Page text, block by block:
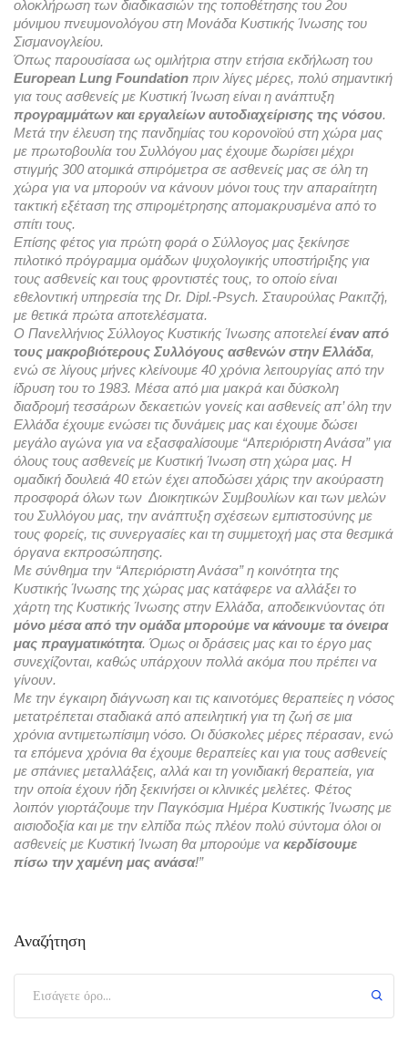
ολοκλήρωση των διαδικασιών της τοποθέτησης του 2ου
μόνιμου πνευμονολόγου στη Μονάδα Κυστικής Ίνωσης του
Σισμανογλείου.
European Lung Foundation πριν λίγες μέρες, πολύ σημαντική
προγραμμάτων και εργαλείων αυτοδιαχείρισης της νόσου.
Μετά την έλευση της πανδημίας του κορονοϊού στη χώρα μας
με πρωτοβουλία του Συλλόγου μας έχουμε δωρίσει μέχρι
στιγμής 300 ατομικά σπιρόμετρα σε ασθενείς μας σε όλη τη
χώρα για να μπορούν να κάνουν μόνοι τους την απαραίτητη
τακτική εξέταση της σπιρομέτρησης απομακρυσμένα από το
σπίτι τους.
Επίσης φέτος για πρώτη φορά ο Σύλλογος μας ξεκίνησε
πιλοτικό πρόγραμμα ομάδων ψυχολογικής υποστήριξης για
τους ασθενείς και τους φροντιστές τους, το οποίο είναι
εθελοντική υπηρεσία της Dr. Dipl.-Psych. Σταυρούλας Ρακιτζή,
με θετικά πρώτα αποτελέσματα.
Ο Πανελλήνιος Σύλλογος Κυστικής Ίνωσης αποτελεί έναν από
τους μακροβιότερους Συλλόγους ασθενών στην Ελλάδα,
ενώ σε λίγους μήνες κλείνουμε 40 χρόνια λειτουργίας από την
ίδρυση του το 1983. Μέσα από μια μακρά και δύσκολη
διαδρομή τεσσάρων δεκαετιών γονείς και ασθενείς απ’ όλη την
Ελλάδα έχουμε ενώσει τις δυνάμεις μας και έχουμε δώσει
μεγάλο αγώνα για να εξασφαλίσουμε “Απεριόριστη Ανάσα” για
όλους τους ασθενείς με Κυστική Ίνωση στη χώρα μας. Η
ομαδική δουλειά 40 ετών έχει αποδώσει χάρις την ακούραστη
προσφορά όλων των  Διοικητικών Συμβουλίων και των μελών
του Συλλόγου μας, την ανάπτυξη σχέσεων εμπιστοσύνης με
τους φορείς, τις συνεργασίες και τη συμμετοχή μας στα θεσμικά
όργανα εκπροσώπησης.
Με σύνθημα την “Απεριόριστη Ανάσα” η κοινότητα της
Κυστικής Ίνωσης της χώρας μας κατάφερε να αλλάξει το
μόνο μέσα από την ομάδα μπορούμε να κάνουμε τα όνειρα
μας πραγματικότητα. Όμως οι δράσεις μας και το έργο μας
συνεχίζονται, καθώς υπάρχουν πολλά ακόμα που πρέπει να
γίνουν.
Με την έγκαιρη διάγνωση και τις καινοτόμες θεραπείες η νόσος
μετατρέπεται σταδιακά από απειλητική για τη ζωή σε μια
χρόνια αντιμετωπίσιμη νόσο. Οι δύσκολες μέρες πέρασαν, ενώ
τα επόμενα χρόνια θα έχουμε θεραπείες και για τους ασθενείς
με σπάνιες μεταλλάξεις, αλλά και τη γονιδιακή θεραπεία, για
την οποία έχουν ήδη ξεκινήσει οι κλινικές μελέτες. Φέτος
λοιπόν γιορτάζουμε την Παγκόσμια Ημέρα Κυστικής Ίνωσης με
αισιοδοξία και με την ελπίδα πώς πλέον πολύ σύντομα όλοι οι
ασθενείς με Κυστική Ίνωση θα μπορούμε να κερδίσουμε
πίσω την χαμένη μας ανάσα!”
Αναζήτηση